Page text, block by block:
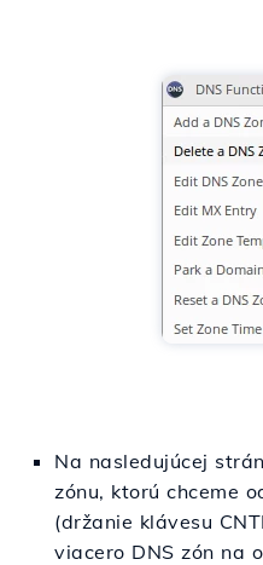
Na nasledujúcej
zónu, ktorú chceme
(držanie klávesu
viacero DNS zón na